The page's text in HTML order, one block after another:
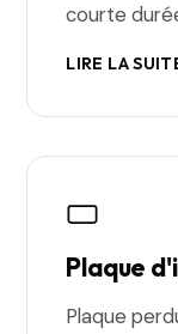
courte
LIRE LA
Plaque
Plaque